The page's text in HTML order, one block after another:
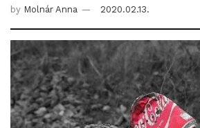
by Molnár Anna 2020.02.13.